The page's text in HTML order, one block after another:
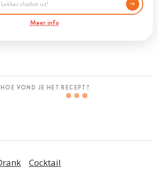
Meer info
HOE VOND JE HET RECEPT?
Cocktail